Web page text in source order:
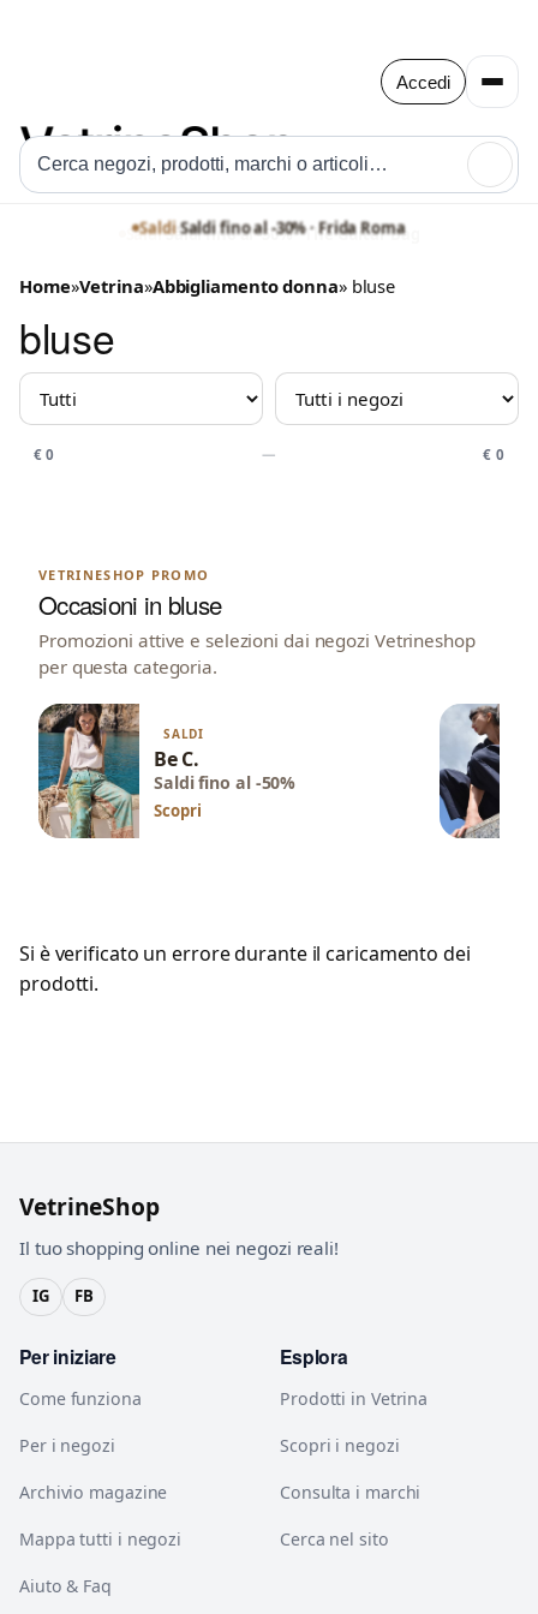
Accedi
Saldi·Saldi fino al -30% · Frida Roma
Saldi·Saldi fino al -50% · The Guitar Bag
Home»Vetrina»Abbigliamento donna» bluse
bluse
MARCHIO NEGOZIO
PREZZO
€ 0 — € 0
VETRINESHOP PROMO
Occasioni in bluse
Promozioni attive e selezioni dai negozi Vetrineshop
per questa categoria.
SALDI
Be C.
Saldi fino al -50%
Scopri
Si è verificato un errore durante il caricamento dei
prodotti.
VetrineShop
Il tuo shopping online nei negozi reali!
IG FB
Per iniziare
Come funziona
Per i negozi
Archivio magazine
Mappa tutti i negozi
Aiuto & Faq
Esplora
Prodotti in Vetrina
Scopri i negozi
Consulta i marchi
Cerca nel sito